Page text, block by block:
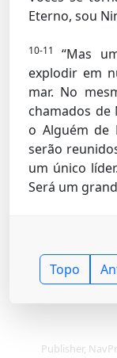
Eterno, sou
10-11
“Mas
explodir em
mar. No
chamados de
o Alguém de
serão
um único
Será um
Topo
Publisher,